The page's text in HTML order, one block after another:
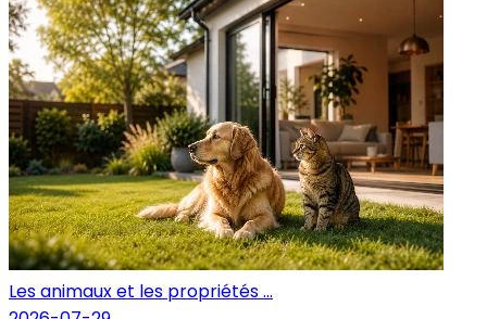
Les animaux et les propriétés ...